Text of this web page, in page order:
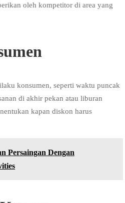
oleh kompetitor di area yang
konsumen, seperti waktu puncak
di akhir pekan atau liburan
kapan diskon harus
Persaingan Dengan